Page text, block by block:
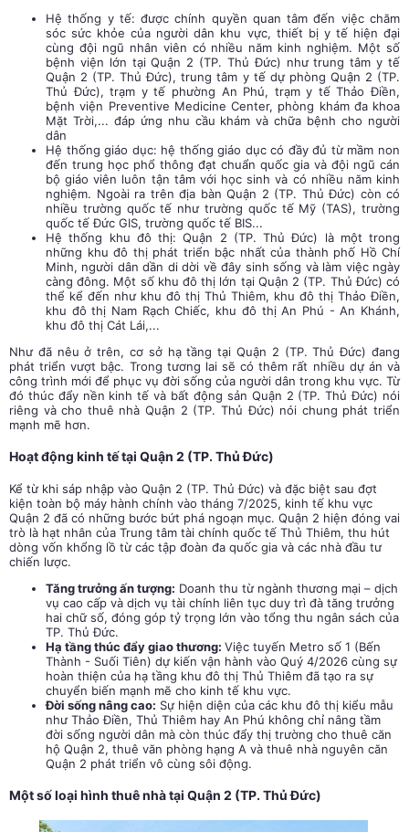
Hệ thống y tế: được chính quyền quan tâm đến việc chăm
sóc sức khỏe của người dân khu vực, thiết bị y tế hiện đại
cùng đội ngũ nhân viên có nhiều năm kinh nghiệm. Một số
bệnh viện lớn tại Quận 2 (TP. Thủ Đức) như trung tâm y tế
Quận 2 (TP. Thủ Đức), trung tâm y tế dự phòng Quận 2 (TP.
Thủ Đức), trạm y tế phường An Phú, trạm y tế Thảo Điền,
bệnh viện Preventive Medicine Center, phòng khám đa khoa
Mặt Trời,... đáp ứng nhu cầu khám và chữa bệnh cho người
dân
Hệ thống giáo dục: hệ thống giáo dục có đầy đủ từ mầm non
đến trung học phổ thông đạt chuẩn quốc gia và đội ngũ cán
bộ giáo viên luôn tận tâm với học sinh và có nhiều năm kinh
nghiệm. Ngoài ra trên địa bàn Quận 2 (TP. Thủ Đức) còn có
nhiều trường quốc tế như trường quốc tế Mỹ (TAS), trường
quốc tế Đức GIS, trường quốc tế BIS...
Hệ thống khu đô thị: Quận 2 (TP. Thủ Đức) là một trong
những khu đô thị phát triển bậc nhất của thành phố Hồ Chí
Minh, người dân dần di dời về đây sinh sống và làm việc ngày
càng đông. Một số khu đô thị lớn tại Quận 2 (TP. Thủ Đức) có
thể kể đến như khu đô thị Thủ Thiêm, khu đô thị Thảo Điền,
khu đô thị Nam Rạch Chiếc, khu đô thị An Phú - An Khánh,
khu đô thị Cát Lái,...
Như đã nêu ở trên, cơ sở hạ tầng tại Quận 2 (TP. Thủ Đức) đang
phát triển vượt bậc. Trong tương lai sẽ có thêm rất nhiều dự án và
công trình mới để phục vụ đời sống của người dân trong khu vực. Từ
đó thúc đẩy nền kinh tế và bất động sản Quận 2 (TP. Thủ Đức) nói
riêng và cho thuê nhà Quận 2 (TP. Thủ Đức) nói chung phát triển
mạnh mẽ hơn.
Hoạt động kinh tế tại Quận 2 (TP. Thủ Đức)
Kể từ khi sáp nhập vào Quận 2 (TP. Thủ Đức) và đặc biệt sau đợt
kiện toàn bộ máy hành chính vào tháng 7/2025, kinh tế khu vực
Quận 2 đã có những bước bứt phá ngoạn mục. Quận 2 hiện đóng vai
trò là hạt nhân của Trung tâm tài chính quốc tế Thủ Thiêm, thu hút
dòng vốn khổng lồ từ các tập đoàn đa quốc gia và các nhà đầu tư
chiến lược.
Tăng trưởng ấn tượng: Doanh thu từ ngành thương mại – dịch
vụ cao cấp và dịch vụ tài chính liên tục duy trì đà tăng trưởng
hai chữ số, đóng góp tỷ trọng lớn vào tổng thu ngân sách của
TP. Thủ Đức.
Hạ tầng thúc đẩy giao thương: Việc tuyến Metro số 1 (Bến
Thành - Suối Tiên) dự kiến vận hành vào Quý 4/2026 cùng sự
hoàn thiện của hạ tầng khu đô thị Thủ Thiêm đã tạo ra sự
chuyển biến mạnh mẽ cho kinh tế khu vực.
Đời sống nâng cao: Sự hiện diện của các khu đô thị kiểu mẫu
như Thảo Điền, Thủ Thiêm hay An Phú không chỉ nâng tầm
đời sống người dân mà còn thúc đẩy thị trường cho thuê căn
hộ Quận 2, thuê văn phòng hạng A và thuê nhà nguyên căn
Quận 2 phát triển vô cùng sôi động.
Một số loại hình thuê nhà tại Quận 2 (TP. Thủ Đức)